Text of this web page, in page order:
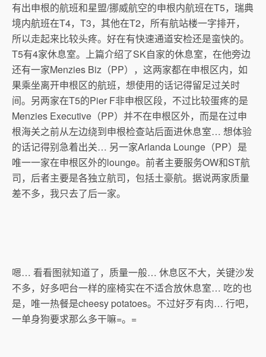
有出申根的航班和星盟/挪威航空的申根内航班在T5，瑞典
境内航班在T4，T3，其他在T2，所有航站楼一字排开，
所以走起来比较头疼。好在有快速通道安检还是蛮快的。
T5有4家休息室。上篇介绍了SK自家的休息室，在他旁边
还有一家Menzies Biz（PP），这两家都在申根区内，如
果乘坐离开申根区的航班，想使用的话记得留足过关时
间。另两家在T5的Pier F非申根区段，不过比较蛋疼的是
Menzies Executive（PP）并不在申根区外，而是在过申
根海关之前从左边绕到申根检查站后面进休息室… 想体验
的话记得别急着出关… 另一家Arlanda Lounge（PP）是
唯一一家在申根区外的lounge。前者主要服务OW和ST航
司，后者主要是各独立航司，包括土豪航。据说两家质量
差不多，我只去了后一家。
嗯… 看看图就知道了，质量一般… 休息区不大，关键沙发
不多，好多吧台一样的座椅实在不适合放休息室… 吃的也
是，唯一热餐是cheesy potatoes。不过好歹有肉… 行吧，
一单身狗要求那么多干嘛=。=